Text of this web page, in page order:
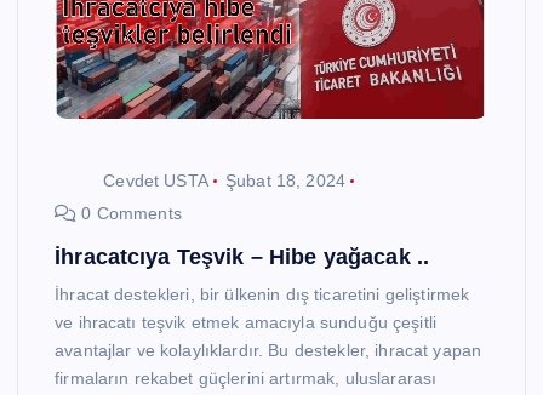
Cevdet USTA
Şubat 18, 2024
0 Comments
İhracatcıya Teşvik – Hibe yağacak ..
İhracat destekleri, bir ülkenin dış ticaretini geliştirmek
ve ihracatı teşvik etmek amacıyla sunduğu çeşitli
avantajlar ve kolaylıklardır. Bu destekler, ihracat yapan
firmaların rekabet güçlerini artırmak, uluslararası